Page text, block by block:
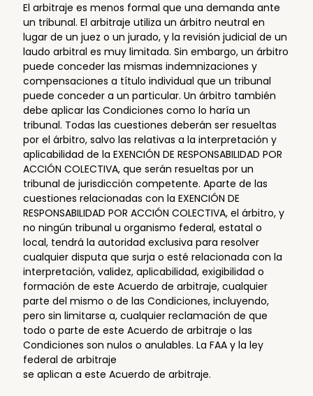
El arbitraje es menos formal que una demanda ante
un tribunal. El arbitraje utiliza un árbitro neutral en
lugar de un juez o un jurado, y la revisión judicial de un
laudo arbitral es muy limitada. Sin embargo, un árbitro
puede conceder las mismas indemnizaciones y
compensaciones a título individual que un tribunal
puede conceder a un particular. Un árbitro también
debe aplicar las Condiciones como lo haría un
tribunal. Todas las cuestiones deberán ser resueltas
por el árbitro, salvo las relativas a la interpretación y
aplicabilidad de la EXENCIÓN DE RESPONSABILIDAD POR
ACCIÓN COLECTIVA, que serán resueltas por un
tribunal de jurisdicción competente. Aparte de las
cuestiones relacionadas con la EXENCIÓN DE
RESPONSABILIDAD POR ACCIÓN COLECTIVA, el árbitro, y
no ningún tribunal u organismo federal, estatal o
local, tendrá la autoridad exclusiva para resolver
cualquier disputa que surja o esté relacionada con la
interpretación, validez, aplicabilidad, exigibilidad o
formación de este Acuerdo de arbitraje, cualquier
parte del mismo o de las Condiciones, incluyendo,
pero sin limitarse a, cualquier reclamación de que
todo o parte de este Acuerdo de arbitraje o las
Condiciones son nulos o anulables. La FAA y la ley
federal de arbitraje
se aplican a este Acuerdo de arbitraje.